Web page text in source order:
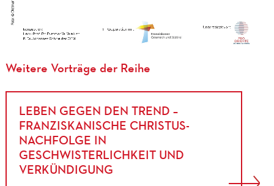
Weitere Vorträge der Reihe
LEBEN GEGEN DEN TREND –
FRANZISKANISCHE CHRISTUS-
NACHFOLGE IN
GESCHWISTERLICHKEIT UND
VERKÜNDIGUNG